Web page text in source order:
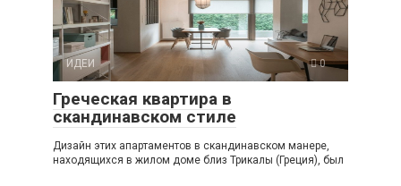
ИДЕИ 0
Греческая квартира в
скандинавском стиле
Дизайн этих апартаментов в скандинавском манере,
находящихся в жилом доме близ Трикалы (Греция), был